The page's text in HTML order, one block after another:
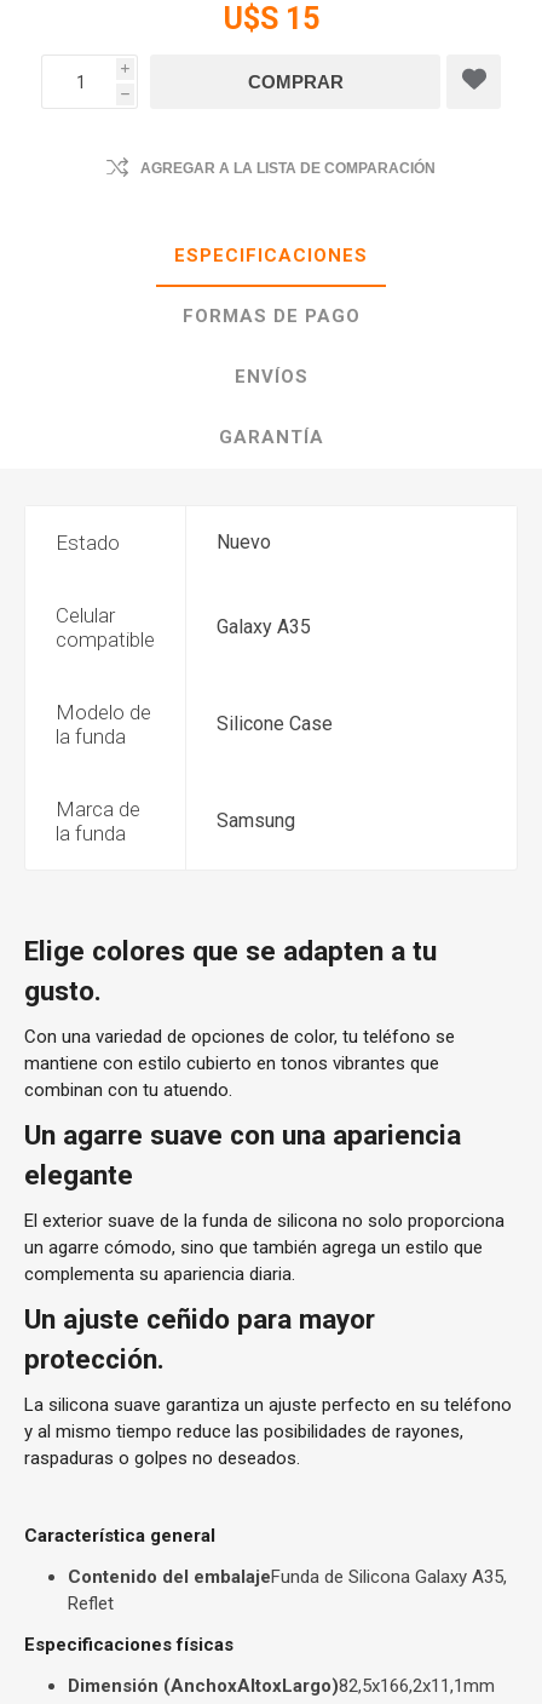
U$S 15
i
h
AGREGAR A LA LISTA DE COMPARACIÓN
ESPECIFICACIONES
FORMAS DE PAGO
ENVÍOS
GARANTÍA
Estado Nuevo
Celular
compatible
Galaxy A35
Modelo de
la funda
Silicone Case
Marca de
la funda
Samsung
Elige colores que se adapten a tu
gusto.
Con una variedad de opciones de color, tu teléfono se
mantiene con estilo cubierto en tonos vibrantes que
combinan con tu atuendo.
Un agarre suave con una apariencia
elegante
El exterior suave de la funda de silicona no solo proporciona
un agarre cómodo, sino que también agrega un estilo que
complementa su apariencia diaria.
Un ajuste ceñido para mayor
protección.
La silicona suave garantiza un ajuste perfecto en su teléfono
y al mismo tiempo reduce las posibilidades de rayones,
raspaduras o golpes no deseados.
Característica general
Contenido del embalajeFunda de Silicona Galaxy A35,
Reflet
Especificaciones físicas
Dimensión (AnchoxAltoxLargo)82,5x166,2x11,1mm